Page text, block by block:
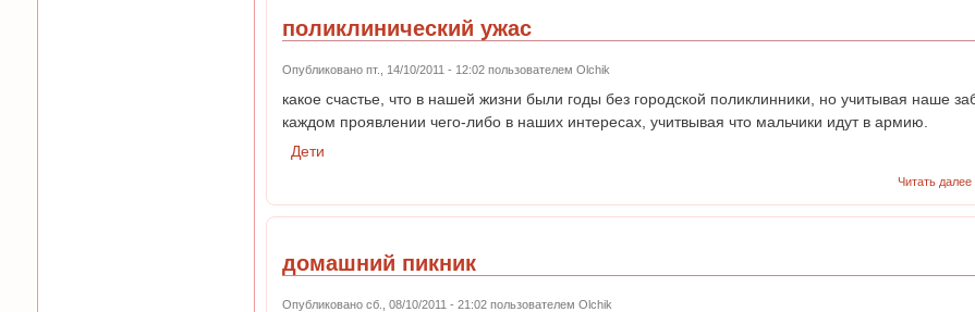
поликлинический ужас
Опубликовано пт., 14/10/2011 - 12:02 пользователем Olchik
какое счастье, что в нашей жизни были годы без городской поликлинники, но учитывая наше
каждом проявлении чего-либо в наших интересах, учитвывая что мальчики идут в армию.
Дети
Читать далее
домашний пикник
Опубликовано сб., 08/10/2011 - 21:02 пользователем Olchik